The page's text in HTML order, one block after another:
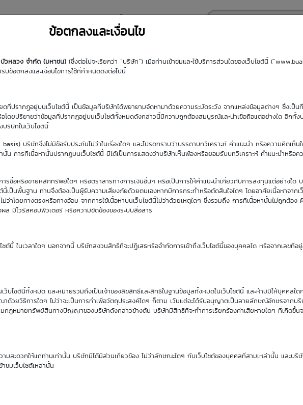
ข้อตกลงและเงื่อนไข
วหลวง จำกัด (มหาชน) (ซึ่งต่อไปจะเรียกว่า “บริษัท”) เมื่อท่านเข้าชมและใช้บริการส่วนใดของเว็บไซต์นี้
ข้อตกลงและเงื่อนไขการใช้ที่กำหนดดังต่อไปนี้
ที่ปรากฏอยู่บนเว็บไซต์นี้ เป็นข้อมูลที่บริษัทได้พยายามจัดหามาด้วยความระมัดระวัง จากแหล่งข้อมูลต่างๆ ซึ่งเป็น
โดยปริยายว่าข้อมูลที่ปรากฏอยู่บนเว็บไซต์ทั้งหมดดังกล่าวนี้มีความถูกต้องสมบูรณ์และน่าเชื่อถือแต่อย่างใด อีกทั้ง
ริษัทในเว็บไซต์นี้
บริษัทจึงไม่มีข้อรับประกันไม่ว่าในเรื่องใดๆ และโปรดทราบว่าบรรดาบทวิเคราะห์ คำแนะนำ หรือความคิดเห็น
นั้น การที่เนื้อหานั้นปรากฏบนเว็บไซต์นี้ มิได้เป็นการแสดงว่าบริษัทเห็นพ้องหรือยอมรับบทวิเคราะห์ คำแนะนำหรือค
รซื้อหรือขายหลักทรัพย์ใดๆ หรือตราสารทางการเงินอื่นๆ หรือเป็นการให้คำแนะนำเกี่ยวกับการลงทุนแต่อย่างใด
เป็นพื้นฐาน ท่านจึงต้องเป็นผู้รับความเสี่ยงภัยด้วยตนเองหากมีการกระทำหรือตัดสินใจใดๆ โดยอาศัยเนื้อหาจาก
าโดยทางตรงหรือทางอ้อม จากการใช้เนื้อหาบนเว็บไซต์นี้ไม่ว่าด้วยเหตุใดๆ ซึ่งรวมถึง การที่เนื้อหานั้นไม่ถูกต้อ
มีไวรัสคอมพิวเตอร์ หรือความขัดข้องของระบบสื่อสาร
ต์นี้ ในเวลาใดๆ นอกจากนี้ บริษัทสงวนสิทธิที่จะปฏิเสธหรือจำกัดการเข้าถึงเว็บไซต์นี้ของบุคคลใด หรือจากเลขที่อยู่
ไซต์นี้ทั้งหมด และหมายรวมถึงเป็นเจ้าของลิขสิทธิ์และสิทธิในฐานข้อมูลทั้งหมดในเว็บไซต์นี้ และห้ามมิให้บุคคลใด
ด้วยวิธีการใดๆ ไม่ว่าจะเป็นการทำเพื่อวัตถุประสงค์ใดๆ ก็ตาม เว้นแต่จะได้รับอนุญาตเป็นลายลักษณ์อักษรจากบ
มกฏหมายทรัพย์สินทางปัญญาของบริษัทดังกล่าวข้างต้น บริษัทมีสิทธิที่จะทำการเรียกร้องค่าเสียหายใดๆ ที่เกิดขึ้น
ามสะดวกให้แก่ท่านเท่านั้น บริษัทมิได้มีส่วนเกี่ยวข้อง ไม่ว่าลักษณะใดๆ กับเว็บไซต์ของบุคคลที่สามเหล่านั้น และบริ
ชมเว็บไซต์เหล่านั้น
Highlight DW มุมความรู้ DW Search
Time
Decay
Moneyness Imp.Vol.
Last Trading
Date
Time
Decay
Moneyness Imp.Vol.
Last Trading
Date
-7.93% OTM | -25.49% 76.61% 07 Sep 26
OTM | -23.86%
0.13 -8.92% OTM | -39.95% 98.35% 07 Sep 26
OTM | -21.48% 08 Apr 27 166
-3.06% OTM | -46.67% 90.33% 06 Nov 26
Hot Trade
Further Issue